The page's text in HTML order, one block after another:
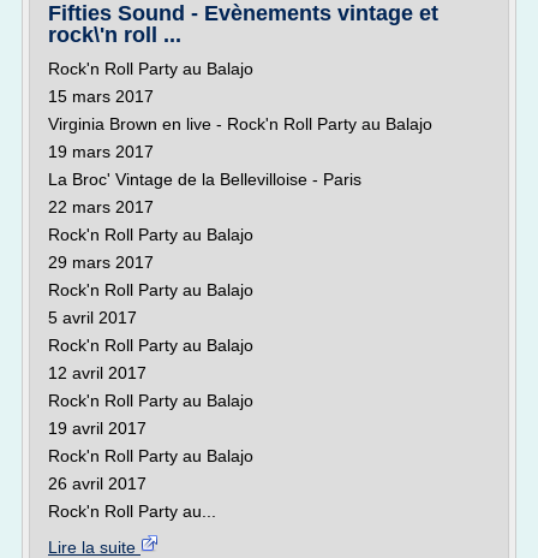
Fifties Sound - Evènements vintage et
rock\'n roll ...
Rock'n Roll Party au Balajo
15 mars 2017
Virginia Brown en live - Rock'n Roll Party au Balajo
19 mars 2017
La Broc' Vintage de la Bellevilloise - Paris
22 mars 2017
Rock'n Roll Party au Balajo
29 mars 2017
Rock'n Roll Party au Balajo
5 avril 2017
Rock'n Roll Party au Balajo
12 avril 2017
Rock'n Roll Party au Balajo
19 avril 2017
Rock'n Roll Party au Balajo
26 avril 2017
Rock'n Roll Party au...
Lire la suite